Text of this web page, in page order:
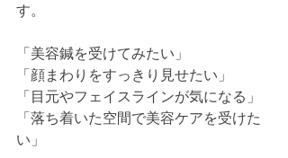
す。
「美容鍼を受けてみたい」
「顔まわりをすっきり見せたい」
「目元やフェイスラインが気になる」
「落ち着いた空間で美容ケアを受けた
い」